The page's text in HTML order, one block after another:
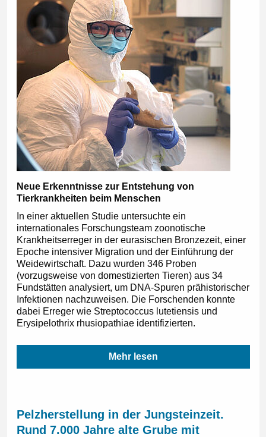
Neue Erkenntnisse zur Entstehung von
Tierkrankheiten beim Menschen
In einer aktuellen Studie untersuchte ein
internationales Forschungsteam zoonotische
Krankheitserreger in der eurasischen Bronzezeit, einer
Epoche intensiver Migration und der Einführung der
Weidewirtschaft. Dazu wurden 346 Proben
(vorzugsweise von domestizierten Tieren) aus 34
Fundstätten analysiert, um DNA-Spuren prähistorischer
Infektionen nachzuweisen. Die Forschenden konnte
dabei Erreger wie Streptococcus lutetiensis und
Erysipelothrix rhusiopathiae identifizierten.
Mehr lesen
Pelzherstellung in der Jungsteinzeit.
Rund 7.000 Jahre alte Grube mit